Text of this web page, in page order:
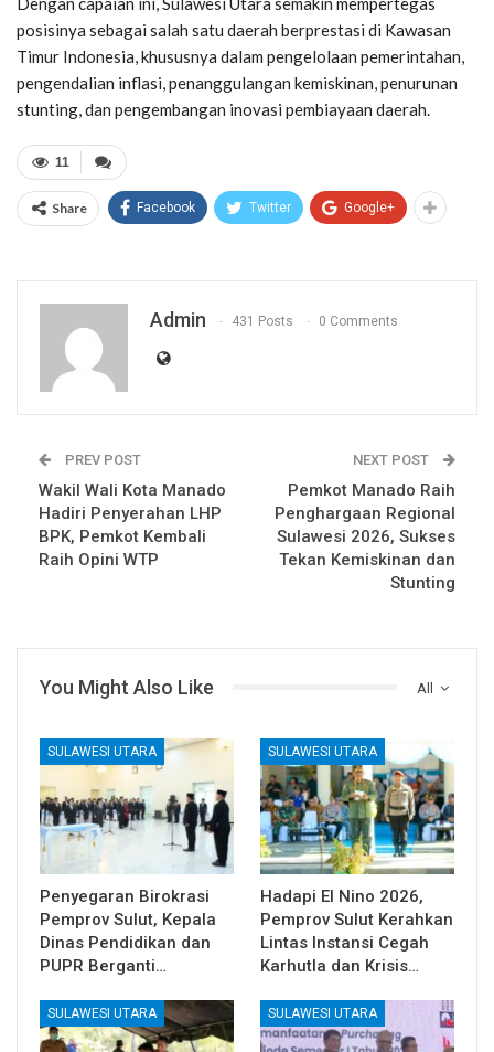
posisinya sebagai salah satu daerah berprestasi di Kawasan
Timur Indonesia, khususnya dalam pengelolaan pemerintahan,
pengendalian inflasi, penanggulangan kemiskinan, penurunan
stunting, dan pengembangan inovasi pembiayaan daerah.
11
Share Facebook Twitter Google+
Admin 431 Posts 0 Comments
PREV POST
Wakil Wali Kota Manado
Hadiri Penyerahan LHP
BPK, Pemkot Kembali
Raih Opini WTP
NEXT POST
Pemkot Manado Raih
Penghargaan Regional
Sulawesi 2026, Sukses
Tekan Kemiskinan dan
Stunting
All
You Might Also Like
SULAWESI UTARA
Penyegaran Birokrasi
Pemprov Sulut, Kepala
Dinas Pendidikan dan
PUPR Berganti…
SULAWESI UTARA
Hadapi El Nino 2026,
Pemprov Sulut Kerahkan
Lintas Instansi Cegah
Karhutla dan Krisis…
SULAWESI UTARA SULAWESI UTARA